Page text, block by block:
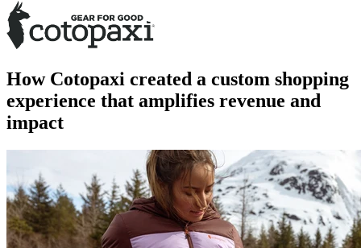
How Cotopaxi created a custom shopping
experience that amplifies revenue and
impact